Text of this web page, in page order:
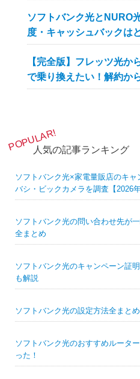
ソフトバンク光とNURO
度・キャッシュバックは
【完全版】フレッツ光か
で乗り換えたい！解約か
人気の記事ランキング
ソフトバンク光×家電量販店のキ
バシ・ビックカメラを調査【2026年
ソフトバンク光の問い合わせ先が
全まとめ
ソフトバンク光のキャンペーン証
も解説
ソフトバンク光の設定方法全まと
ソフトバンク光のおすすめルータ
った！